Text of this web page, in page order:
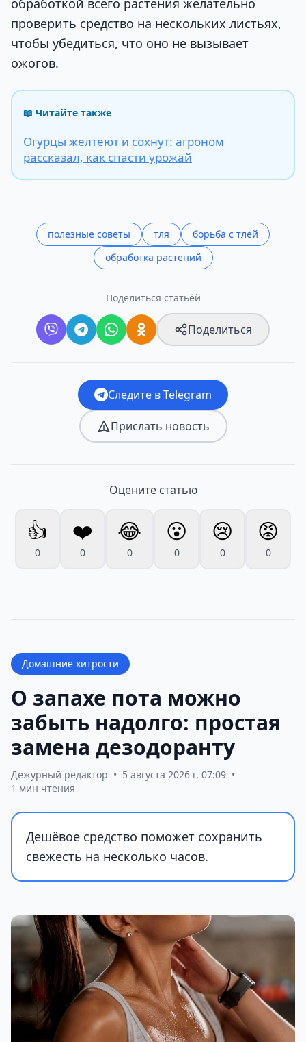
проверить средство на нескольких листьях,
чтобы убедиться, что оно не вызывает
ожогов.
📖 Читайте также
Огурцы желтеют и сохнут: агроном
рассказал, как спасти урожай
полезные советы тля
борьба с тлей
обработка растений
Поделиться статьёй
Поделиться
Следите в Telegram
Прислать новость
Оцените статью
👍
0
❤️
0
😂
0
😮
0
😢
0
😡
0
Домашние хитрости
О запахе пота можно
забыть надолго: простая
замена дезодоранту
Дежурный редактор • 5 августа 2026 г. 07:09 •
1 мин чтения
Дешёвое средство поможет сохранить
свежесть на несколько часов.